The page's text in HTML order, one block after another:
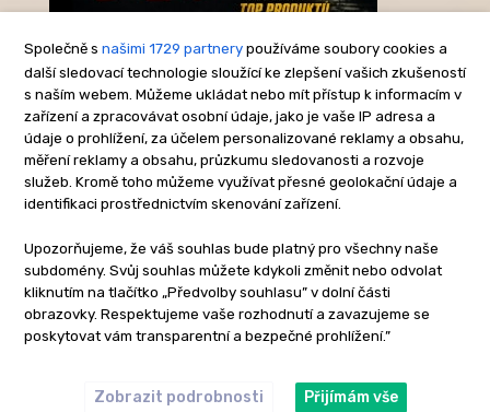
Společně s našimi 1729 partnery používáme soubory cookies a
další sledovací technologie sloužící ke zlepšení vašich zkušeností
s naším webem. Můžeme ukládat nebo mít přístup k informacím v
zařízení a zpracovávat osobní údaje, jako je vaše IP adresa a
údaje o prohlížení, za účelem personalizované reklamy a obsahu,
měření reklamy a obsahu, průzkumu sledovanosti a rozvoje
služeb. Kromě toho můžeme využívat přesné geolokační údaje a
identifikaci prostřednictvím skenování zařízení.
Upozorňujeme, že váš souhlas bude platný pro všechny naše
subdomény. Svůj souhlas můžete kdykoli změnit nebo odvolat
kliknutím na tlačítko „Předvolby souhlasu” v dolní části
obrazovky. Respektujeme vaše rozhodnutí a zavazujeme se
poskytovat vám transparentní a bezpečné prohlížení.”
Zobrazit podrobnosti Přijímám vše
-Reklama-